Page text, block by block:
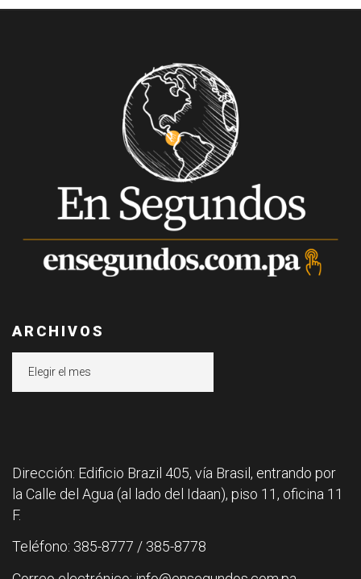
ARCHIVOS
Dirección: Edificio Brazil 405, vía Brasil, entrando por
la Calle del Agua (al lado del Idaan), piso 11, oficina 11
F.
Teléfono: 385-8777 / 385-8778